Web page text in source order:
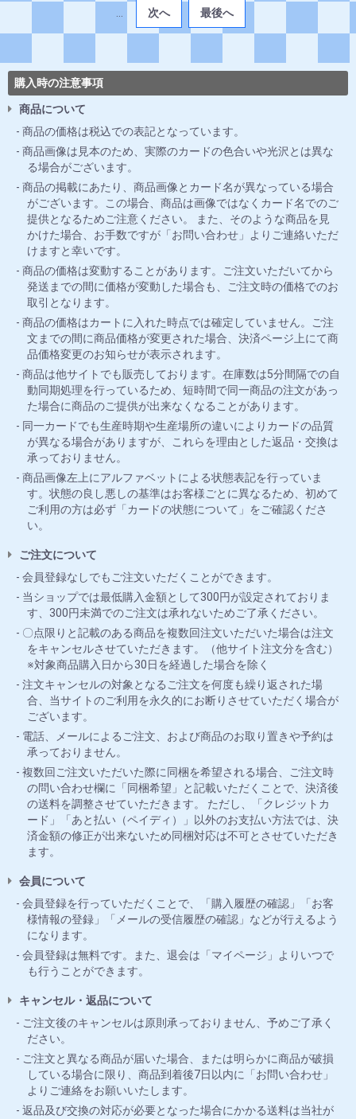
次へ 最後へ
購入時の注意事項
商品について
商品の価格は税込での表記となっています。
商品画像は見本のため、実際のカードの色合いや光沢とは異な
る場合がございます。
商品の掲載にあたり、商品画像とカード名が異なっている場合
がございます。この場合、商品は画像ではなくカード名でのご
提供となるためご注意ください。 また、そのような商品を見
かけた場合、お手数ですが「お問い合わせ」よりご連絡いただ
けますと幸いです。
商品の価格は変動することがあります。ご注文いただいてから
発送までの間に価格が変動した場合も、ご注文時の価格でのお
取引となります。
商品の価格はカートに入れた時点では確定していません。ご注
文までの間に商品価格が変更された場合、決済ページ上にて商
品価格変更のお知らせが表示されます。
商品は他サイトでも販売しております。在庫数は5分間隔での自
動同期処理を行っているため、短時間で同一商品の注文があっ
た場合に商品のご提供が出来なくなることがあります。
同一カードでも生産時期や生産場所の違いによりカードの品質
が異なる場合がありますが、これらを理由とした返品・交換は
承っておりません。
商品画像左上にアルファベットによる状態表記を行っていま
す。状態の良し悪しの基準はお客様ごとに異なるため、初めて
ご利用の方は必ず「カードの状態について」をご確認くださ
い。
ご注文について
会員登録なしでもご注文いただくことができます。
当ショップでは最低購入金額として300円が設定されておりま
す、300円未満でのご注文は承れないためご了承ください。
〇点限りと記載のある商品を複数回注文いただいた場合は注文
をキャンセルさせていただきます。（他サイト注文分を含む）
※対象商品購入日から30日を経過した場合を除く
注文キャンセルの対象となるご注文を何度も繰り返された場
合、当サイトのご利用を永久的にお断りさせていただく場合が
ございます。
電話、メールによるご注文、および商品のお取り置きや予約は
承っておりません。
複数回ご注文いただいた際に同梱を希望される場合、ご注文時
の問い合わせ欄に「同梱希望」と記載いただくことで、決済後
の送料を調整させていただきます。 ただし、「クレジットカ
ード」「あと払い（ペイディ）」以外のお支払い方法では、決
済金額の修正が出来ないため同梱対応は不可とさせていただき
ます。
会員について
会員登録を行っていただくことで、「購入履歴の確認」「お客
様情報の登録」「メールの受信履歴の確認」などが行えるよう
になります。
会員登録は無料です。また、退会は「マイページ」よりいつで
も行うことができます。
キャンセル・返品について
ご注文後のキャンセルは原則承っておりません、予めご了承く
ださい。
ご注文と異なる商品が届いた場合、または明らかに商品が破損
している場合に限り、商品到着後7日以内に「お問い合わせ」
よりご連絡をお願いいたします。
返品及び交換の対応が必要となった場合にかかる送料は当社が